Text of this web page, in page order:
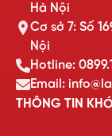
Hà Nội
Cơ sở 7: Số
Nội
Hotline:
Email:
THÔNG TIN